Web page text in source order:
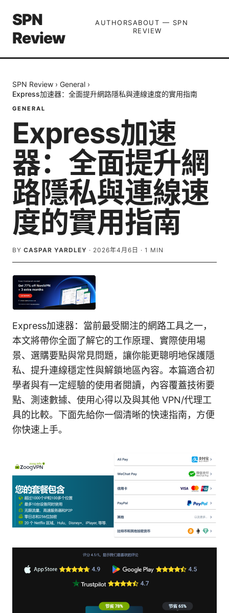
SPN
Review
AUTHORSABOUT — SPN
REVIEW
SPN Review › General ›
Express加速器：全面提升網路隱私與連線速度的實用指南
GENERAL
Express加速
器：全面提升網
路隱私與連線速
度的實用指南
BY CASPAR YARDLEY · 2026年4月6日 · 1 MIN
Express加速器：當前最受關注的網路工具之一，
本文將帶你全面了解它的工作原理、實際使用場
景、選購要點與常見問題，讓你能更聰明地保護隱
私、提升連線穩定性與解鎖地區內容。本篇適合初
學者與有一定經驗的使用者閱讀，內容覆蓋技術要
點、測速數據、使用心得以及與其他 VPN/代理工
具的比較。下面先給你一個清晰的快速指南，方便
你快速上手。